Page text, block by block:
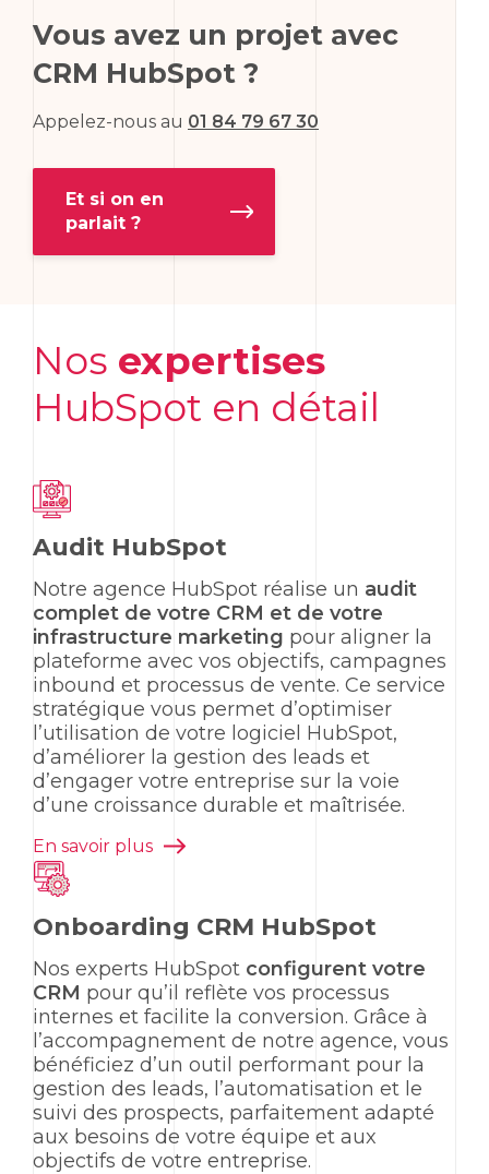
Vous avez un projet avec
CRM HubSpot ?
Appelez-nous au 01 84 79 67 30
Et si on en
parlait ?
Nos expertises
HubSpot en détail
Audit HubSpot
Notre agence HubSpot réalise un audit
complet de votre CRM et de votre
infrastructure marketing pour aligner la
plateforme avec vos objectifs, campagnes
inbound et processus de vente. Ce service
stratégique vous permet d’optimiser
l’utilisation de votre logiciel HubSpot,
d’améliorer la gestion des leads et
d’engager votre entreprise sur la voie
d’une croissance durable et maîtrisée.
En savoir plus
Onboarding CRM HubSpot
Nos experts HubSpot configurent votre
CRM pour qu’il reflète vos processus
internes et facilite la conversion. Grâce à
l’accompagnement de notre agence, vous
bénéficiez d’un outil performant pour la
gestion des leads, l’automatisation et le
suivi des prospects, parfaitement adapté
aux besoins de votre équipe et aux
objectifs de votre entreprise.